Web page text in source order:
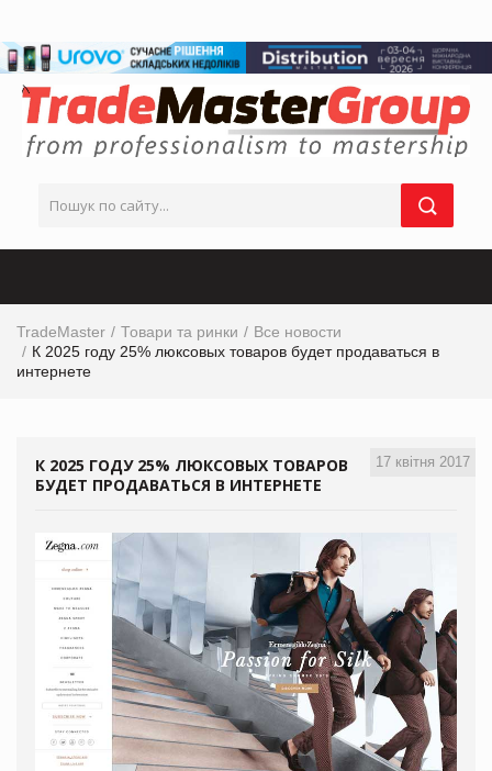
TradeMaster Товари та ринки
Все новости
К 2025 году 25% люксовых товаров будет продаваться в
интернете
17 квітня 2017
К 2025 ГОДУ 25% ЛЮКСОВЫХ ТОВАРОВ
БУДЕТ ПРОДАВАТЬСЯ В ИНТЕРНЕТЕ